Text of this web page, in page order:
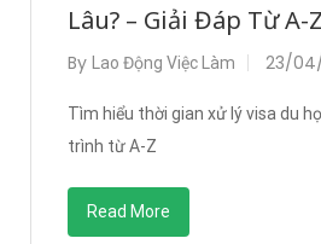
Lâu? – Giải Đáp Từ A-
By Lao Động Việc Làm 23/
Tìm hiểu thời gian xử lý visa du
trình từ A-Z
Read More